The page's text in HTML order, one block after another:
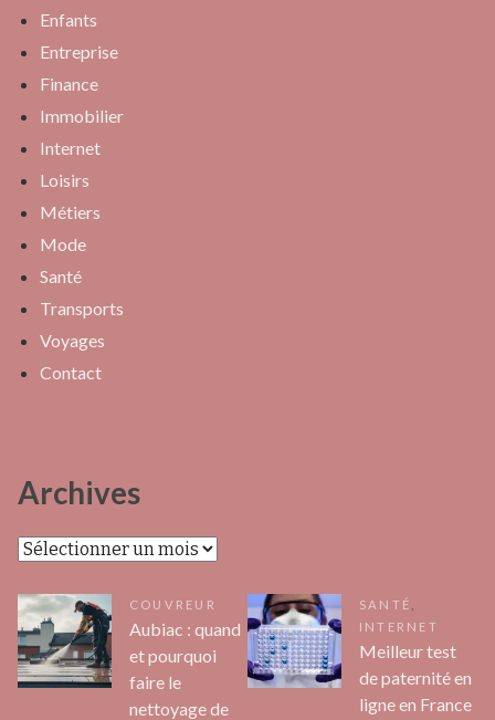
Enfants
Entreprise
Finance
Immobilier
Internet
Loisirs
Métiers
Mode
Santé
Transports
Voyages
Contact
Archives
Archives
COUVREUR
Aubiac : quand
et pourquoi
faire le
nettoyage de
SANTÉ
INTERNET
Meilleur test
de paternité en
ligne en France